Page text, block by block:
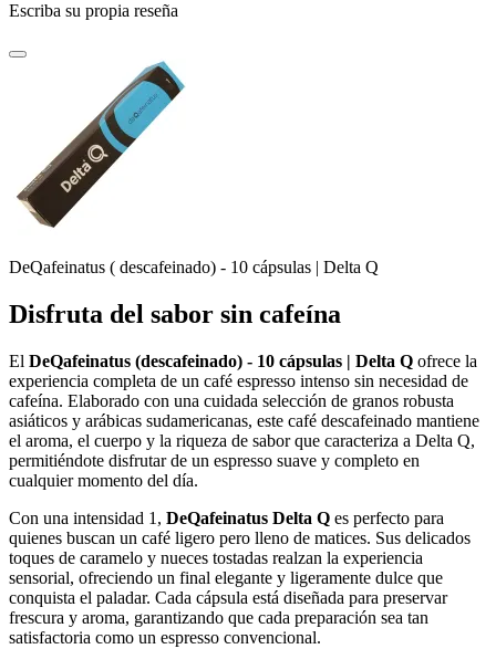
Escriba su propia reseña
DeQafeinatus ( descafeinado) - 10 cápsulas | Delta Q
Disfruta del sabor sin cafeína
El DeQafeinatus (descafeinado) - 10 cápsulas | Delta Q ofrece la
experiencia completa de un café espresso intenso sin necesidad de
cafeína. Elaborado con una cuidada selección de granos robusta
asiáticos y arábicas sudamericanas, este café descafeinado mantiene
el aroma, el cuerpo y la riqueza de sabor que caracteriza a Delta Q,
permitiéndote disfrutar de un espresso suave y completo en
cualquier momento del día.
Con una intensidad 1, DeQafeinatus Delta Q es perfecto para
quienes buscan un café ligero pero lleno de matices. Sus delicados
toques de caramelo y nueces tostadas realzan la experiencia
sensorial, ofreciendo un final elegante y ligeramente dulce que
conquista el paladar. Cada cápsula está diseñada para preservar
frescura y aroma, garantizando que cada preparación sea tan
satisfactoria como un espresso convencional.